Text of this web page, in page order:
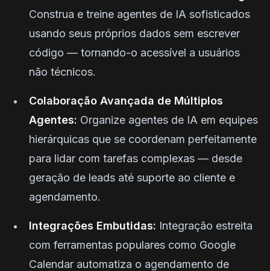
Construa e treine agentes de IA sofisticados
usando seus próprios dados sem escrever
código — tornando-o acessível a usuários
não técnicos.
Colaboração Avançada de Múltiplos
Agentes: Organize agentes de IA em equipes
hierárquicas que se coordenam perfeitamente
para lidar com tarefas complexas — desde
geração de leads até suporte ao cliente e
agendamento.
Integrações Embutidas: Integração estreita
com ferramentas populares como Google
Calendar automatiza o agendamento de